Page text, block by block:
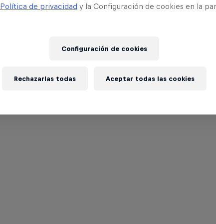
Política de privacidad y la Configuración de cookies en la
Configuración de cookies
Rechazarlas todas Aceptar todas las cookies